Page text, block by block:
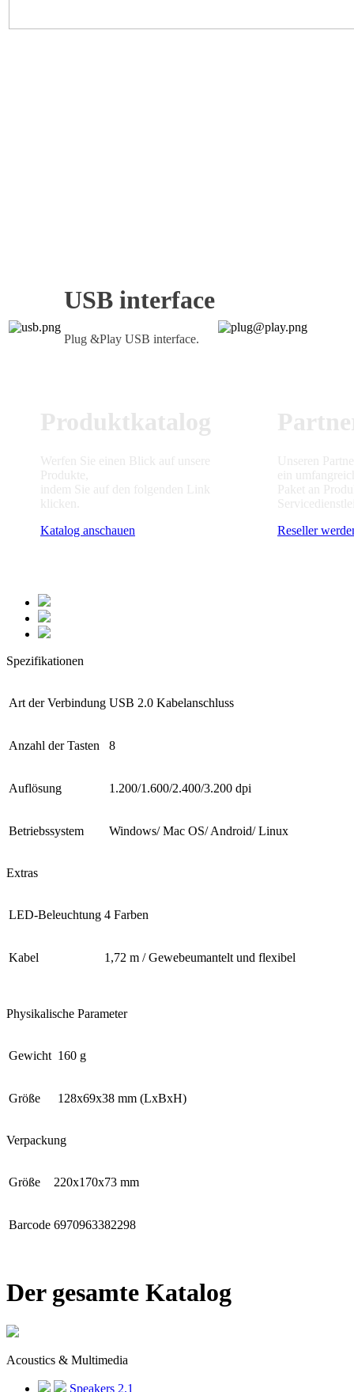
USB interface
Plug &Play USB interface.
Produktkatalog
Werfen Sie einen Blick auf unsere
Produkte,
indem Sie auf den folgenden Link
klicken.
Katalog anschauen
Unseren
ein
Paket an
Reseller
Spezifikationen
Art der Verbindung USB 2.0 Kabelanschluss
Anzahl der Tasten 8
Auflösung 1.200/1.600/2.400/3.200 dpi
Betriebssystem Windows/ Mac OS/ Android/ Linux
Extras
LED-Beleuchtung 4 Farben
Kabel 1,72 m / Gewebeumantelt und flexibel
Physikalische Parameter
Gewicht 160 g
Größe 128x69x38 mm (LxBxH)
Verpackung
Größe 220х170х73 mm
Barcode 6970963382298
Der gesamte Katalog
Acoustics & Multimedia
Speakers 2.1